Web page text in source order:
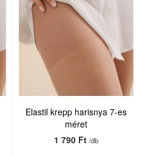
Elastil krepp harisnya 7-es
méret
1 790 Ft/db